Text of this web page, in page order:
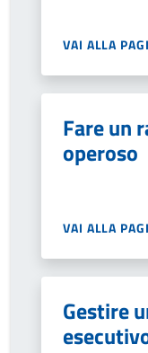
VAI ALLA
Fare un
operoso
VAI ALLA
Gestire